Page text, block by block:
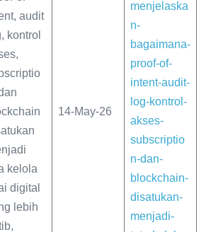
audit
kontrol
kelola
digital
lebih
14-May-26
menjelaska
n-
bagaimana-
proof-of-
intent-audit-
log-kontrol-
akses-
subscriptio
n-dan-
blockchain-
disatukan-
menjadi-